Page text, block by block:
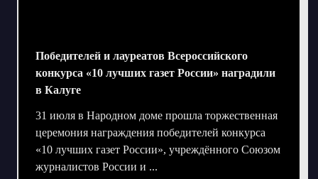
Победителей и лауреатов Всероссийского
конкурса «10 лучших газет России» наградили
в Калуге
31 июля в Народном доме прошла торжественная
церемония награждения победителей конкурса
«10 лучших газет России», учреждённого Союзом
журналистов России и ...